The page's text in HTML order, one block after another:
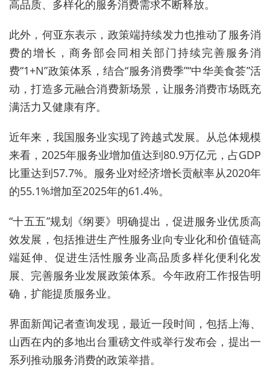
高品质、多样化的服务消费需求不断释放。
此外，何亚东表示，政策端持续发力也推动了服务消
费的增长，商务部会同相关部门持续完善服务消
费“1+N”政策体系，结合“服务消费季”“中华美食荟”活
动，打造多元融合消费新场景，让服务消费市场既充
满活力又健康有序。
近年来，我国服务业实现了跨越式发展。从总体规模
来看，2025年服务业增加值达到80.9万亿元，占GDP
比重达到57.7%。服务业对经济增长贡献率从2020年
的55.1%增加至2025年的61.4%。
“十五五”规划《纲要》明确提出，促进服务业优质高
效发展，包括推进生产性服务业向专业化和价值链高
端延伸、促进生活性服务业高品质多样化便利化发
展、完善服务业发展政策体系。今年政府工作报告明
确，扩能提质服务业。
界面新闻记者查询发现，最近一段时间，包括上海、
山西在内的多地出台重磅文件或举行发布会，提出一
系列推动服务消费的政策举措。